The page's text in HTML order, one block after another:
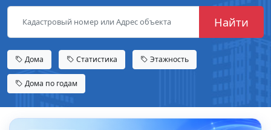
Найти
Дома Статистика Этажность
Дома по годам